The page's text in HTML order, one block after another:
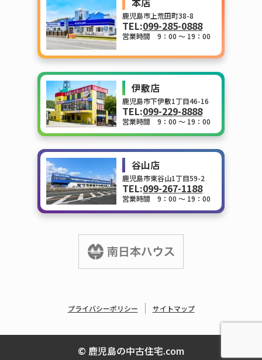
鹿児島市上荒田町38-8
TEL:099-285-0888
営業時間 9：00 ～ 19：00
伊敷店
鹿児島市下伊敷1丁目46-16
TEL:099-229-8888
営業時間 9：00 ～ 19：00
谷山店
鹿児島市東谷山1丁目59-2
TEL:099-267-1188
営業時間 9：00 ～ 19：00
プライバシーポリシー サイトマップ
© 鹿児島の中古住宅.com